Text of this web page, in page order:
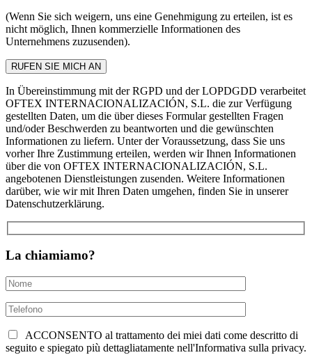
(Wenn Sie sich weigern, uns eine Genehmigung zu erteilen, ist es
nicht möglich, Ihnen kommerzielle Informationen des
Unternehmens zuzusenden).
In Übereinstimmung mit der RGPD und der LOPDGDD verarbeitet
OFTEX INTERNACIONALIZACIÓN, S.L. die zur Verfügung
gestellten Daten, um die über dieses Formular gestellten Fragen
und/oder Beschwerden zu beantworten und die gewünschten
Informationen zu liefern. Unter der Voraussetzung, dass Sie uns
vorher Ihre Zustimmung erteilen, werden wir Ihnen Informationen
über die von OFTEX INTERNACIONALIZACIÓN, S.L.
angebotenen Dienstleistungen zusenden. Weitere Informationen
darüber, wie wir mit Ihren Daten umgehen, finden Sie in unserer
Datenschutzerklärung.
La chiamiamo?
ACCONSENTO al trattamento dei miei dati come descritto di
seguito e spiegato più dettagliatamente nell'Informativa sulla privacy.